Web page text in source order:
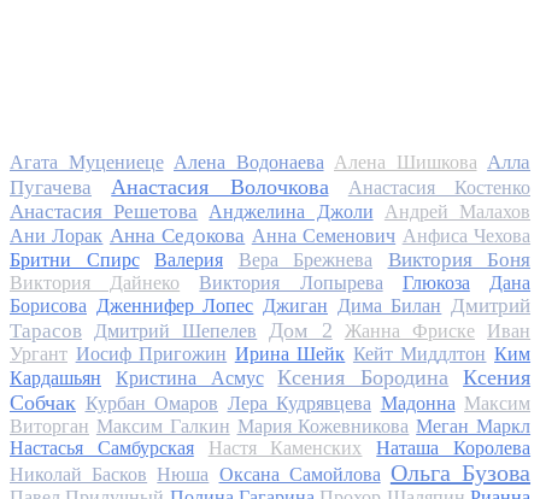
Агата Муцениеце Алена Водонаева Алена Шишкова Алла
Пугачева
Анастасия Волочкова Анастасия Костенко
Анастасия Решетова Анджелина Джоли
Андрей Малахов
Ани Лорак Анна Седокова Анна Семенович Анфиса Чехова
Бритни Спирс
Валерия Вера Брежнева Виктория Боня
Виктория Дайнеко Виктория Лопырева Глюкоза
Дана
Борисова Дженнифер Лопес Джиган Дима Билан
Дмитрий
Тарасов
Дмитрий Шепелев Дом 2 Жанна Фриске
Иван
Ургант Иосиф Пригожин Ирина Шейк Кейт Миддлтон Ким
Кардашьян
Кристина Асмус Ксения Бородина
Ксения
Собчак Курбан Омаров Лера Кудрявцева Мадонна Максим
Виторган Максим Галкин Мария Кожевникова Меган Маркл
Настасья Самбурская
Настя Каменских
Наташа Королева
Николай Басков Нюша Оксана Самойлова Ольга Бузова